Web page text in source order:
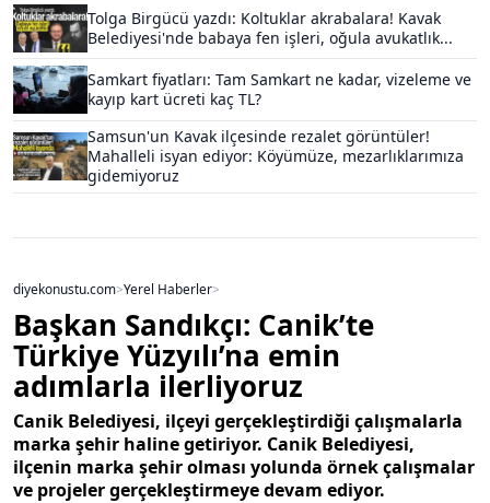
Tolga Birgücü yazdı: Koltuklar akrabalara! Kavak
Belediyesi'nde babaya fen işleri, oğula avukatlık...
Samkart fiyatları: Tam Samkart ne kadar, vizeleme ve
kayıp kart ücreti kaç TL?
Samsun'un Kavak ilçesinde rezalet görüntüler!
Mahalleli isyan ediyor: Köyümüze, mezarlıklarımıza
gidemiyoruz
diyekonustu.com>Yerel Haberler>
Başkan Sandıkçı: Canik’te
Türkiye Yüzyılı’na emin
adımlarla ilerliyoruz
Canik Belediyesi, ilçeyi gerçekleştirdiği çalışmalarla
marka şehir haline getiriyor. Canik Belediyesi,
ilçenin marka şehir olması yolunda örnek çalışmalar
ve projeler gerçekleştirmeye devam ediyor.